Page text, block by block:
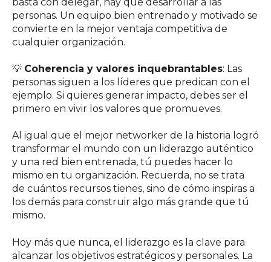
personas. Un equipo bien entrenado y motivado se
convierte en la mejor ventaja competitiva de
cualquier organización.
💡 Coherencia y valores inquebrantables: Las
personas siguen a los líderes que predican con el
ejemplo. Si quieres generar impacto, debes ser el
primero en vivir los valores que promueves.
Al igual que el mejor networker de la historia logró
transformar el mundo con un liderazgo auténtico
y una red bien entrenada, tú puedes hacer lo
mismo en tu organización. Recuerda, no se trata
de cuántos recursos tienes, sino de cómo inspiras a
los demás para construir algo más grande que tú
mismo.
Hoy más que nunca, el liderazgo es la clave para
alcanzar los objetivos estratégicos y personales. La